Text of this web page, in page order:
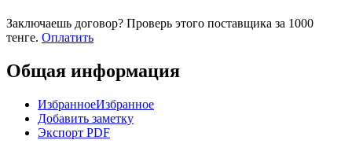
Заключаешь договор? Проверь этого поставщика за 1000
тенге. Оплатить
Общая информация
ИзбранноеИзбранное
Добавить заметку
Экспорт PDF